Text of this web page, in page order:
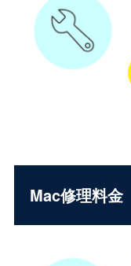
Mac修理料金